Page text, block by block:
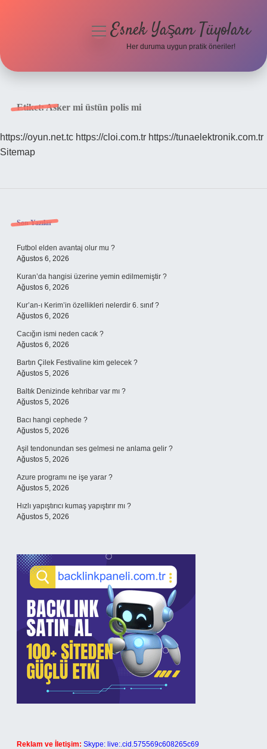
Hakkımızda
menüyüEsnek Yaşam Tüyoları
Her duruma uygun pratik öneriler!
Etiket:Asker mi üstün polis mi
https://oyun.net.tc https://cloi.com.tr https://tunaelektronik.com.tr
Sitemap
Sidebar
Son Yazılar
Futbol elden avantaj olur mu ?
Ağustos 6, 2026
Kuran’da hangisi üzerine yemin edilmemiştir ?
Ağustos 6, 2026
Kur’an-ı Kerim’in özellikleri nelerdir 6. sınıf ?
Ağustos 6, 2026
Cacığın ismi neden cacık ?
Ağustos 6, 2026
Bartın Çilek Festivaline kim gelecek ?
Ağustos 5, 2026
Baltık Denizinde kehribar var mı ?
Ağustos 5, 2026
Bacı hangi cephede ?
Ağustos 5, 2026
Aşil tendonundan ses gelmesi ne anlama gelir ?
Ağustos 5, 2026
Azure programı ne işe yarar ?
Ağustos 5, 2026
Hızlı yapıştırıcı kumaş yapıştırır mı ?
Ağustos 5, 2026
Reklam ve İletişim: Skype: live:.cid.575569c608265c69